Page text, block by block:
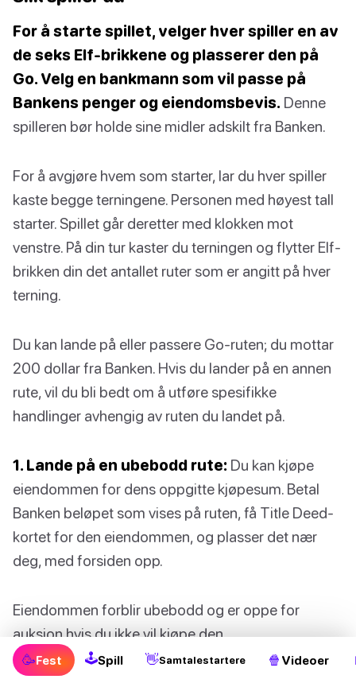
For å starte spillet, velger hver spiller en av
de seks Elf-brikkene og plasserer den på
Go. Velg en bankmann som vil passe på
Bankens penger og eiendomsbevis. Denne
spilleren bør holde sine midler adskilt fra Banken.
For å avgjøre hvem som starter, lar du hver spiller
kaste begge terningene. Personen med høyest tall
starter. Spillet går deretter med klokken mot
venstre. På din tur kaster du terningen og flytter Elf-
brikken din det antallet ruter som er angitt på hver
terning.
Du kan lande på eller passere Go-ruten; du mottar
200 dollar fra Banken. Hvis du lander på en annen
rute, vil du bli bedt om å utføre spesifikke
handlinger avhengig av ruten du landet på.
1. Lande på en ubebodd rute: Du kan kjøpe
eiendommen for dens oppgitte kjøpesum. Betal
Banken beløpet som vises på ruten, få Title Deed-
kortet for den eiendommen, og plasser det nær
deg, med forsiden opp.
Eiendommen forblir ubebodd og er oppe for
auksjon hvis du ikke vil kjøpe den.
🥳Fest 🕹Spill 👋Samtalestartere 🍿 Videoer